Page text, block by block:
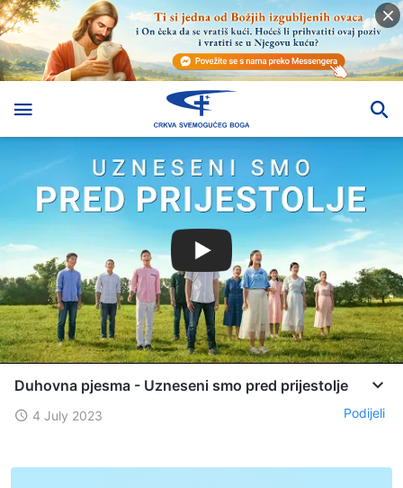
Duhovna pjesma - Uzneseni smo pred prijestolje
4 July 2023 Podijeli